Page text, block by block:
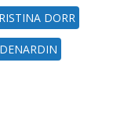
DORR